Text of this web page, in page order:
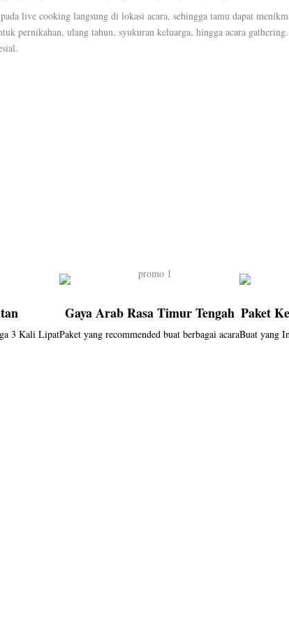
live cooking langsung di lokasi acara, sehingga tamu dapat
pernikahan, ulang tahun, syukuran keluarga, hingga acara gathering.
3 Kali Lipat
Gaya Arab Rasa Timur Tengah
Paket yang recommended buat berbagai acara
Paket
Buat yang